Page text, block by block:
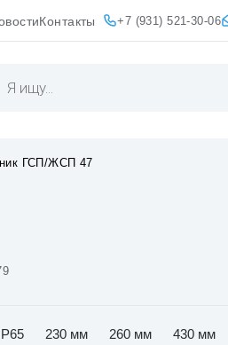
Контакты +7 (931) 521-30-06
ГСП/ЖСП 47
230 мм 260 мм 430 мм